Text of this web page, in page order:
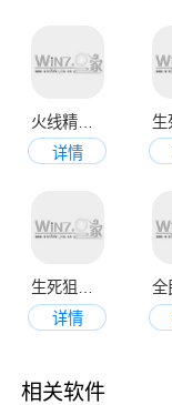
火线精英手机版
详情
详情
相关软件